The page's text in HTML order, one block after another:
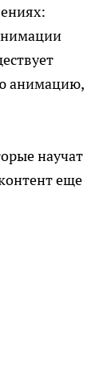
анимацию,
научат
еще